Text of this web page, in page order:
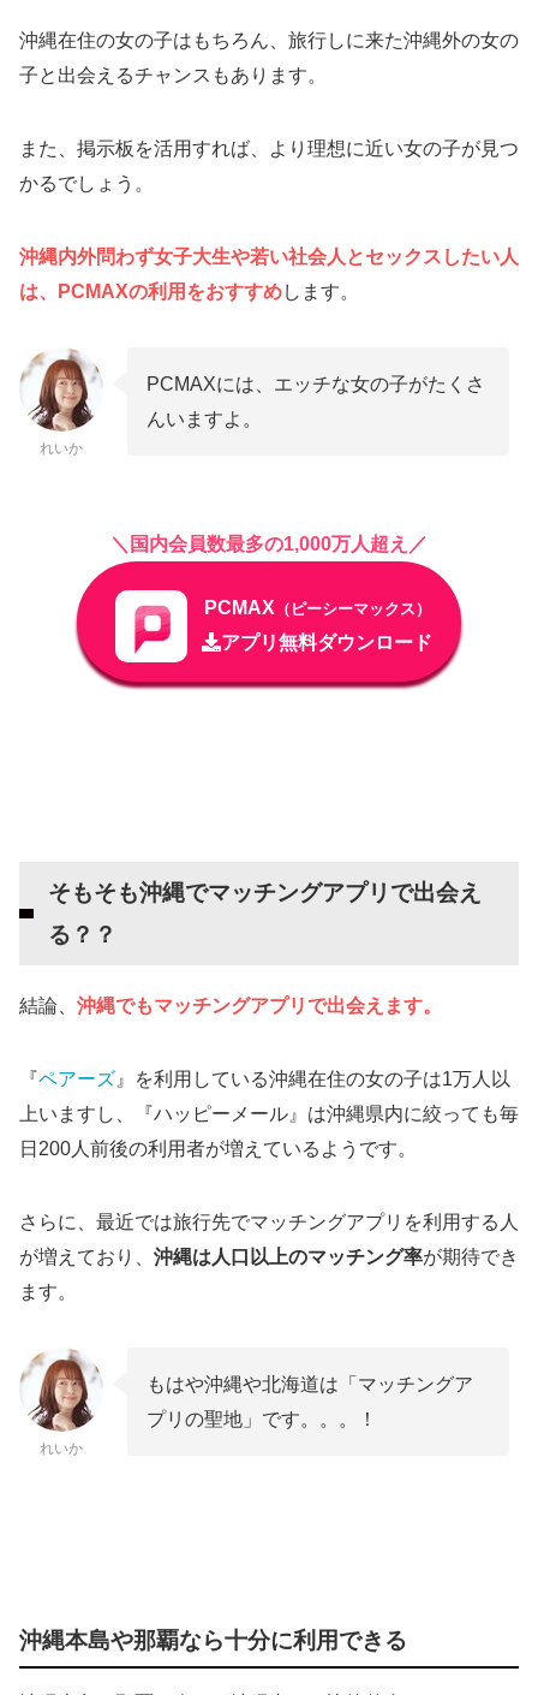
沖縄在住の女の子はもちろん、旅行しに来た沖縄外の女の
子と出会えるチャンスもあります。
また、掲示板を活用すれば、より理想に近い女の子が見つ
かるでしょう。
沖縄内外問わず女子大生や若い社会人とセックスしたい人
は、PCMAXの利用をおすすめします。
れいか
PCMAXには、エッチな女の子がたくさ
んいますよ。
＼国内会員数最多の1,000万人超え／
PCMAX（ピーシーマックス）
アプリ無料ダウンロード
そもそも沖縄でマッチングアプリで出会え
る？？
結論、 沖縄でもマッチングアプリで出会えます。
『ペアーズ 』を利用している沖縄在住の女の子は1万人以
上いますし、『ハッピーメール』は沖縄県内に絞っても毎
日200人前後の利用者が増えているようです。
さらに、最近では旅行先でマッチングアプリを利用する人
が増えており、 沖縄は人口以上のマッチング率が期待でき
ます。
れいか
もはや沖縄や北海道は「マッチングア
プリの聖地」です。。。！
沖縄本島や那覇なら十分に利用できる